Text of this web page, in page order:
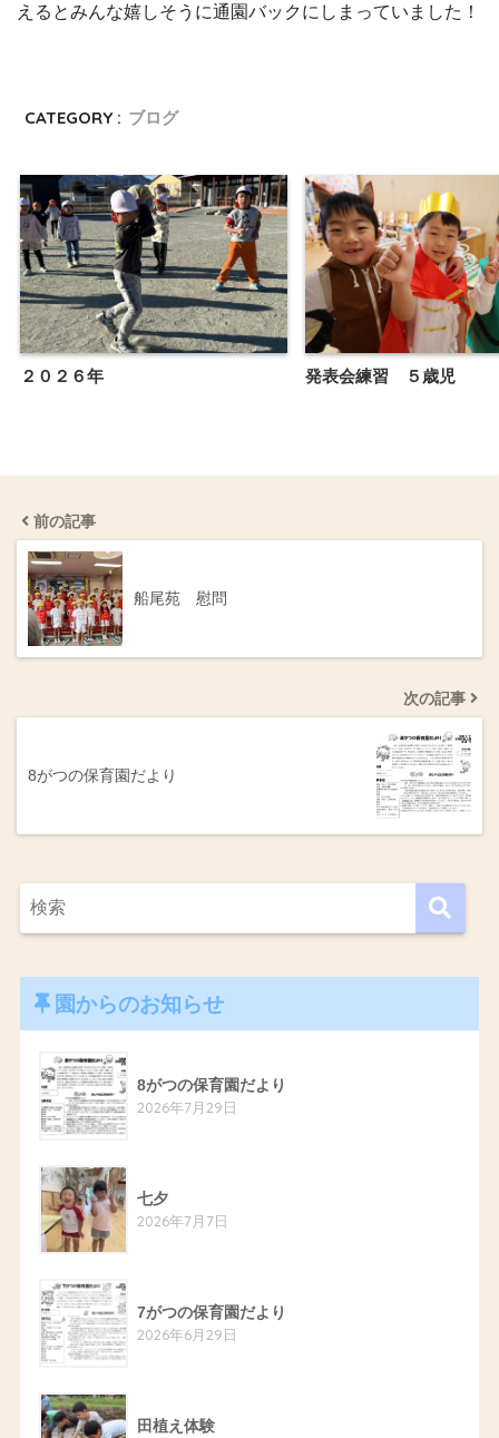
えるとみんな嬉しそうに通園バックにしまっていました ！
CATEGORY : ブログ
２０２６年 発表会練習 ５歳児
前の記事
船尾苑 慰問
次の記事
8がつの保育園だより
園からのお知らせ
8がつの保育園だより
2026年7月29日
七夕
2026年7月7日
7がつの保育園だより
2026年6月29日
田植え体験